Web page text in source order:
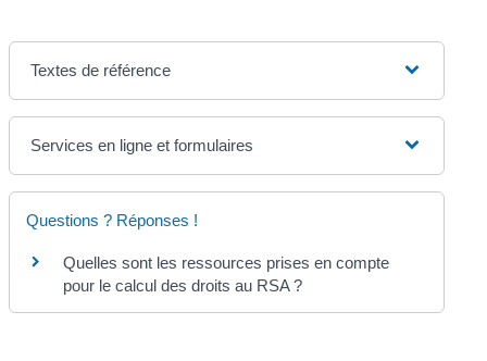
Textes de référence
Services en ligne et formulaires
Questions ? Réponses !
Quelles sont les ressources prises en compte
pour le calcul des droits au RSA ?